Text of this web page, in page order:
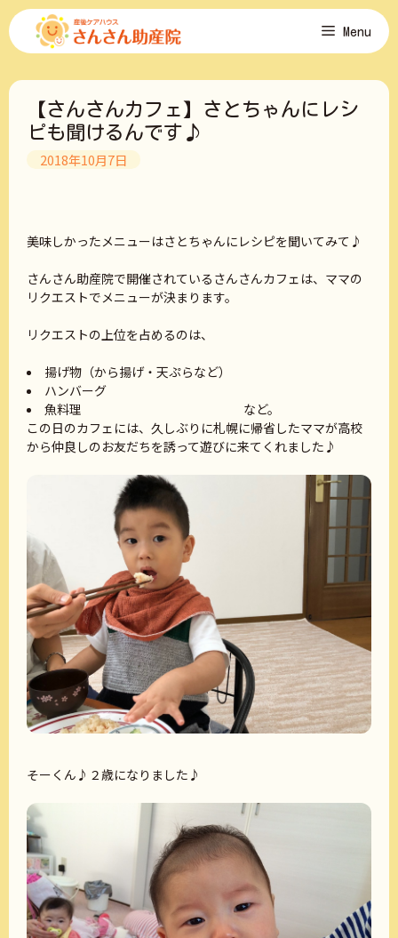
コ
ン
ツ
Menu
【さんさんカフェ】さとちゃんにレシ
ピも聞けるんです♪
2018年10月7日
美味しかったメニューはさとちゃんにレシピを聞いてみて♪
さんさん助産院で開催されているさんさんカフェは、ママの
リクエストでメニューが決まります。
リクエストの上位を占めるのは、
揚げ物（から揚げ・天ぷらなど）
ハンバーグ
魚料理 など。
この日のカフェには、久しぶりに札幌に帰省したママが高校
から仲良しのお友だちを誘って遊びに来てくれました♪
そーくん♪２歳になりました♪